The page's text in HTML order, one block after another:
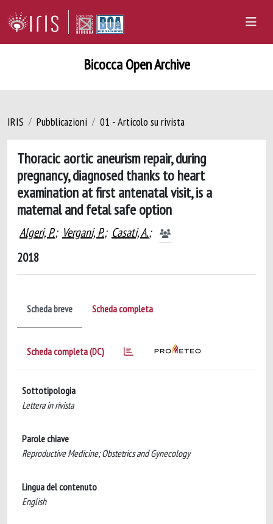
Bicocca Open Archive
IRIS Pubblicazioni 01 - Articolo su rivista
Thoracic aortic aneurism repair, during
pregnancy, diagnosed thanks to heart
examination at first antenatal visit, is a
maternal and fetal safe option
Algeri, P.; Vergani, P.; Casati, A.;
2018
Scheda breve Scheda completa
Scheda completa (DC)
Sottotipologia
Lettera in rivista
Parole chiave
Reproductive Medicine; Obstetrics and Gynecology
Lingua del contenuto
English